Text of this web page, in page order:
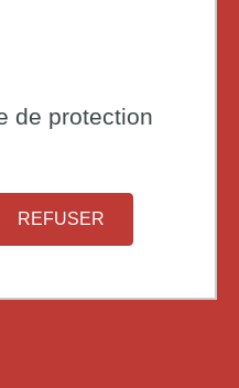
de protection
REFUSER